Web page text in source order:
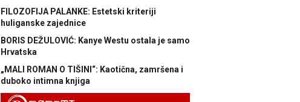
FILOZOFIJA PALANKE: Estetski kriteriji
huliganske zajednice
BORIS DEŽULOVIĆ: Kanye Westu ostala je samo
Hrvatska
„MALI ROMAN O TIŠINI“: Kaotična, zamršena i
duboko intimna knjiga